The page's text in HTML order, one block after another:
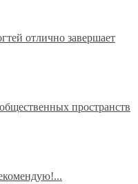
отлично завершает
пространств